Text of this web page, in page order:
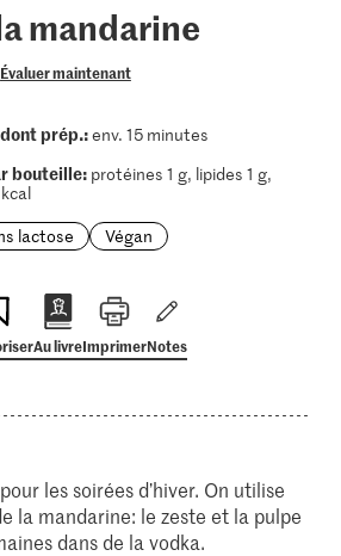
mandarine
Évaluer maintenant
dont prép.:env. 15 minutes
bouteille:protéines 1 g, lipides 1 g,
lactose Végan
Au livreImprimerNotes
les soirées d’hiver. On utilise
la mandarine: le zeste et la pulpe
dans de la vodka.